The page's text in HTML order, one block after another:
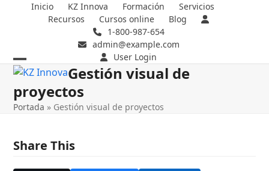
Inicio KZ Innova Formación
Servicios
Recursos
Cursos online
Blog
1-800-987-654
admin@example.com
User Login
Open
mobile
menu
Close
mobile
menu
Gestión visual de
proyectos
Portada » Gestión visual de proyectos
Share This